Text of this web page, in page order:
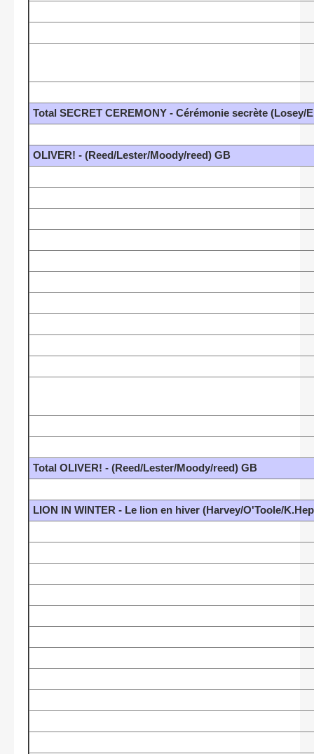
Total SECRET CEREMONY - Cérémonie secrète (Losey/
OLIVER! - (Reed/Lester/Moody/reed) GB
Total OLIVER! - (Reed/Lester/Moody/reed) GB
LION IN WINTER - Le lion en hiver (Harvey/O'Toole/